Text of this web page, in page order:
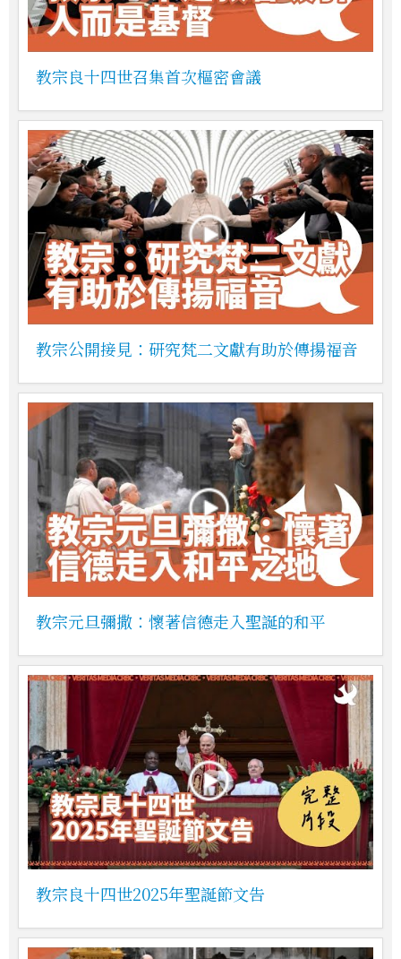
教宗良十四世召集首次樞密會議
教宗公開接見：研究梵二文獻有助於傳揚福音
教宗元旦彌撒：懷著信德走入聖誕的和平
教宗良十四世2025年聖誕節文告